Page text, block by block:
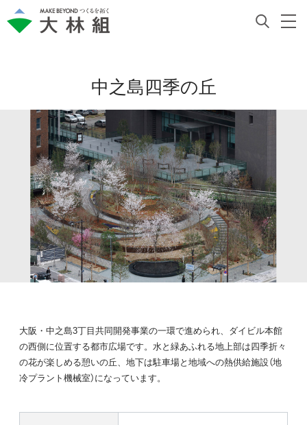
中之島四季の丘
大阪・中之島3丁目共同開発事業の一環で進められ、ダイビル本館
の西側に位置する都市広場です。水と緑あふれる地上部は四季折々
の花が楽しめる憩いの丘、地下は駐車場と地域への熱供給施設（地
冷プラント機械室）になっています。